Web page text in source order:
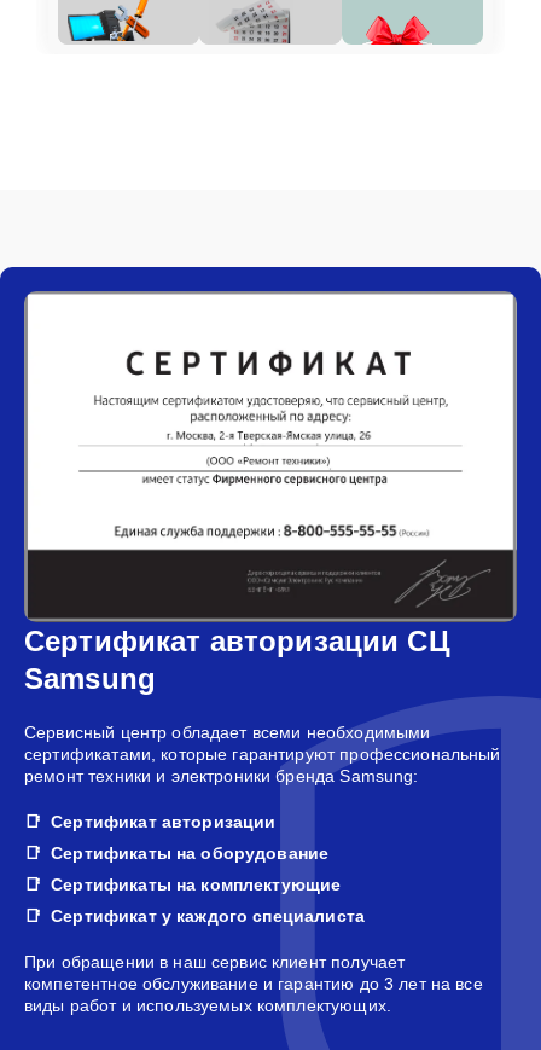
Сертификат авторизации СЦ
Samsung
Сервисный центр обладает всеми необходимыми
сертификатами, которые гарантируют профессиональный
ремонт техники и электроники бренда Samsung:
Сертификат авторизации
Сертификаты на оборудование
Сертификаты на комплектующие
Сертификат у каждого специалиста
При обращении в наш сервис клиент получает
компетентное обслуживание и гарантию до 3 лет на все
виды работ и используемых комплектующих.